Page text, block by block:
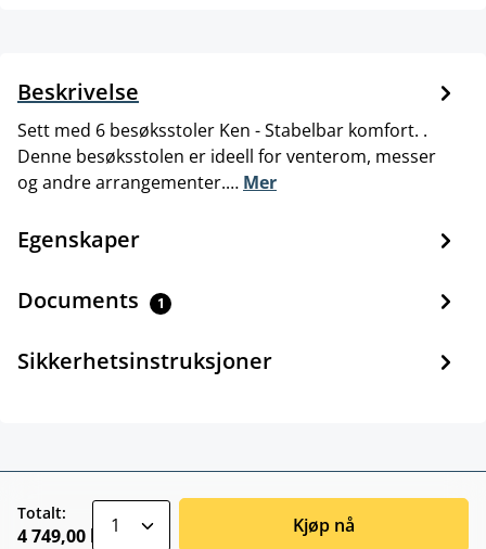
Beskrivelse
Sett med 6 besøksstoler Ken - Stabelbar komfort. .
Denne besøksstolen er ideell for venterom, messer
og andre arrangementer.… Mer
Egenskaper
Documents 1
Sikkerhetsinstruksjoner
Totalt:
4 749,00 kr Kjøp nå